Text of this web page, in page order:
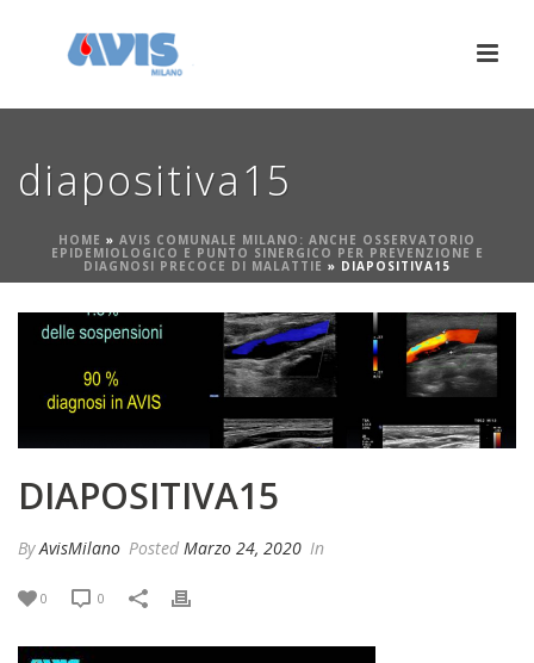
diapositiva15
HOME » AVIS COMUNALE MILANO: ANCHE OSSERVATORIO
EPIDEMIOLOGICO E PUNTO SINERGICO PER PREVENZIONE E
DIAGNOSI PRECOCE DI MALATTIE » DIAPOSITIVA15
DIAPOSITIVA15
ByAvisMilano Posted Marzo 24, 2020 In
0 0